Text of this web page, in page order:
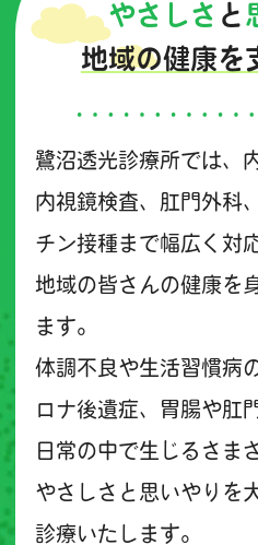
やさしさ と
地域の健康を
鷺沼透光診療所では、
内視鏡検査、肛門外科
チン接種まで幅広く対
地域の皆さんの健康を
ます。
体調不良や生活習慣病
ロナ後遺症、胃腸や肛
日常の中で生じるさま
やさしさと思いやりを
診療いたします。